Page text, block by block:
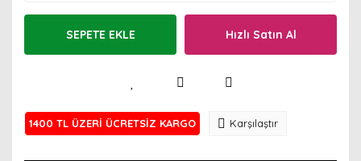
SEPETE EKLE Hızlı Satın Al
1400 TL ÜZERİ ÜCRETSİZ KARGO Karşılaştır